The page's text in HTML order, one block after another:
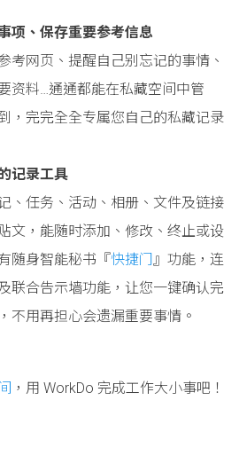
项、保存重要参考信息
考网页、提醒自己别忘记的事情、
资料…通通都能在私藏空间中管
，完完全全专属您自己的私藏记录
记录工具
、任务、活动、相册、文件及链接
文，能随时添加、修改、终止或设
随身智能秘书『快捷门』功能，连
联合告示墙功能，让您一键确认完
不用再担心会遗漏重要事情。
，用 WorkDo 完成工作大小事吧！